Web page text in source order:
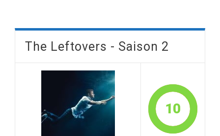
The Leftovers - Saison 2
10